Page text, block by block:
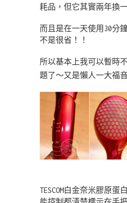
耗品，但它其實兩年換
而且是在一天使用30分
不是很省！！
所以基本上我可以暫時
題了～又是懶人一大福
TESCOM白金奈米膠原蛋